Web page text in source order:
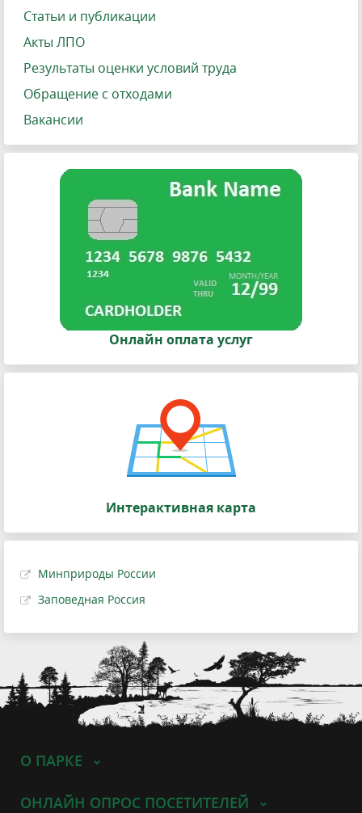
Статьи и публикации
Акты ЛПО
Результаты оценки условий труда
Обращение с отходами
Вакансии
Онлайн оплата услуг
Интерактивная карта
Минприроды России
Заповедная Россия
О ПАРКЕ
ОНЛАЙН ОПРОС ПОСЕТИТЕЛЕЙ